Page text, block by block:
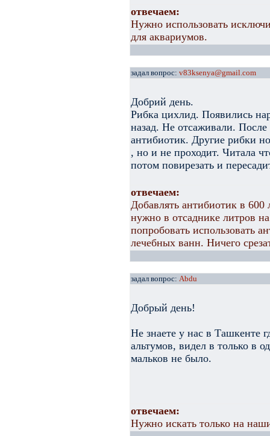
отвечаем:
Нужно использовать
для аквариумов.
задал вопрос: v83ksenya@gmail.com
Добрий день.
Рибка цихлид. Появились
назад. Не отсаживали.
антибиотик. Другие рибки
, но и не проходит. Читала
потом повирезать и
отвечаем:
Добавлять антибиотик в
нужно в отсаднике литров
попробовать использовать
лечебных ванн. Ничего
задал вопрос: Abdu
Добрый день!
Не знаете у нас в Ташкенте
альтумов, видел в только в
мальков не было.
отвечаем:
Нужно искать только на